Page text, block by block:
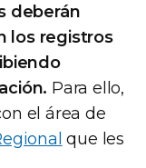
deberán
los registros
Para ello,
el área de
que les